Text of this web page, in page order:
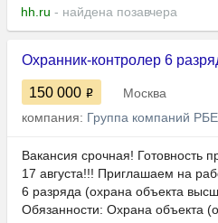
hh.ru - найдена позавчера
Охранник-контролер 6
150 000
Москва
компания: Группа компаний
Вакансия срочная! Готовность
17 августа!!! Приглашаем на
6 разряда (охрана объекта
Обязанности: Охрана объекта